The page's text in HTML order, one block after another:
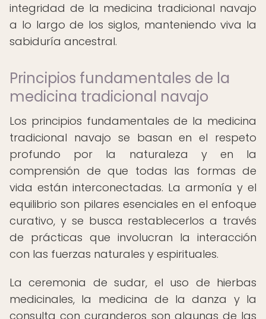
integridad de la medicina tradicional navajo
a lo largo de los siglos, manteniendo viva la
sabiduría ancestral.
Principios fundamentales de la
medicina tradicional navajo
Los principios fundamentales de la medicina
tradicional navajo se basan en el respeto
profundo por la naturaleza y en la
comprensión de que todas las formas de
vida están interconectadas. La armonía y el
equilibrio son pilares esenciales en el enfoque
curativo, y se busca restablecerlos a través
de prácticas que involucran la interacción
con las fuerzas naturales y espirituales.
La ceremonia de sudar, el uso de hierbas
medicinales, la medicina de la danza y la
consulta con curanderos son algunas de las